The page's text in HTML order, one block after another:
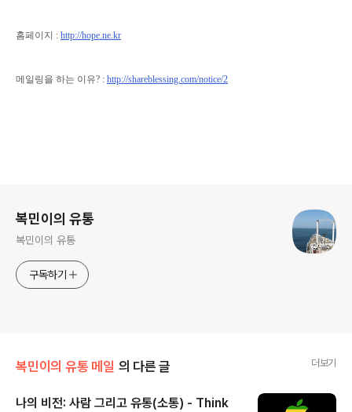
홈페이지 : http://hope.ne.kr
메일링을 하는 이유? : http://shareblessing.com/notice/2
복민이의 유통
복민이의 유통
구독하기
복민이의 유통 메일 의 다른 글 더보기
나의 비전: 사람 그리고 유통(소통) - Think